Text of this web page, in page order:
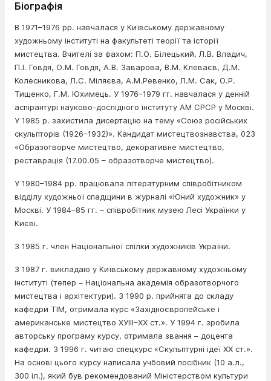
Біографія
В 1971–1976 рр. навчалася у Київському державному
художньому інституті на факультеті теорії та історії
мистецтва. Вчителі за фахом: П.О. Білецький, Л.В. Владич,
П.І. Говдя, О.М. Говдя, А.В. Заварова, В.М. Клеваєв, Д.М.
Колесникова, Л.С. Міляєва, А.М.Ревенко, Л.М. Сак, О.Р.
Тищенко, Г.М. Юхимець. У 1976–1979 гг. навчалася у денній
аспірантурі науково-дослідного інституту АМ СРСР у Москві.
У 1985 р. захистила дисертацію на тему «Союз російських
скульпторів (1926–1932)». Кандидат мистецтвознавства, 023
«Образотворче мистецтво, декоративне мистецтво,
реставрація (17.00.05 – образотворче мистецтво).
У 1980–1984 рр. працювала літературним співробітником
відділу художньої спадщини в журналі «Юний художник» у
Москві. У 1984–85 гг. – співробітник музею Лесі Українки у
Києві.
З 1985 г. член Національної спілки художників України.
З 1987 г. викладаю у Київському державному художньому
інституті (тепер – Національна академія образотворчого
мистецтва і архітектури). З 1990 р. прийнята до складу
кафедри ТІМ, отримала курс «Західноєвропейське і
американське мистецтво ХУIII–XX ст.». У 1994 г. зробила
авторську програму курсу, отримала звання – доцента
кафедри. З 1996 г. читаю спецкурс «Скульптурні ідеї ХХ ст.».
На основі цього курсу написала учбовий посібник (10 а.л.,
300 іл.), який був рекомендований Міністерством культури